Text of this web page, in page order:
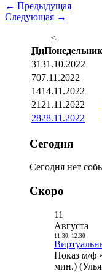
← Предыдущая
Следующая →
<
ПнПонедельник
3131.10.2022
707.11.2022
1414.11.2022
21 21.11.2022
2828.11.2022
Сегодня
Сегодня нет
Скоро
11
Августа
11:30- 12:30
Показ м/ф
мин.)